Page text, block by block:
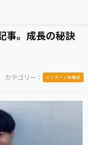
事。成長の秘訣
カテゴリー： インターン体験記